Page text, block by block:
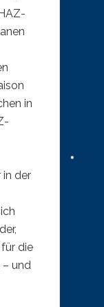
in
der
die
und